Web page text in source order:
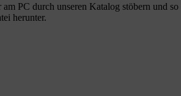
am PC durch unseren Katalog stöbern und
herunter.